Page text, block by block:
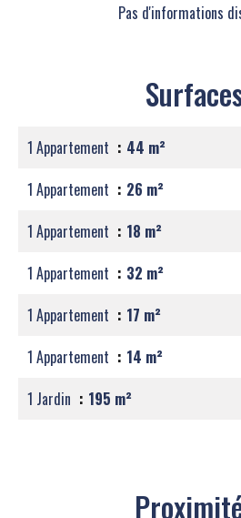
Pas d'informations
1 Appartement
44 m²
1 Appartement
26 m²
1 Appartement
18 m²
1 Appartement
32 m²
1 Appartement
17 m²
1 Appartement
14 m²
1 Jardin
195 m²